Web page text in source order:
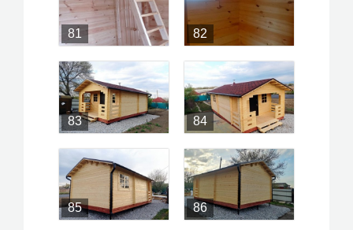
81 82
83 84
85 86